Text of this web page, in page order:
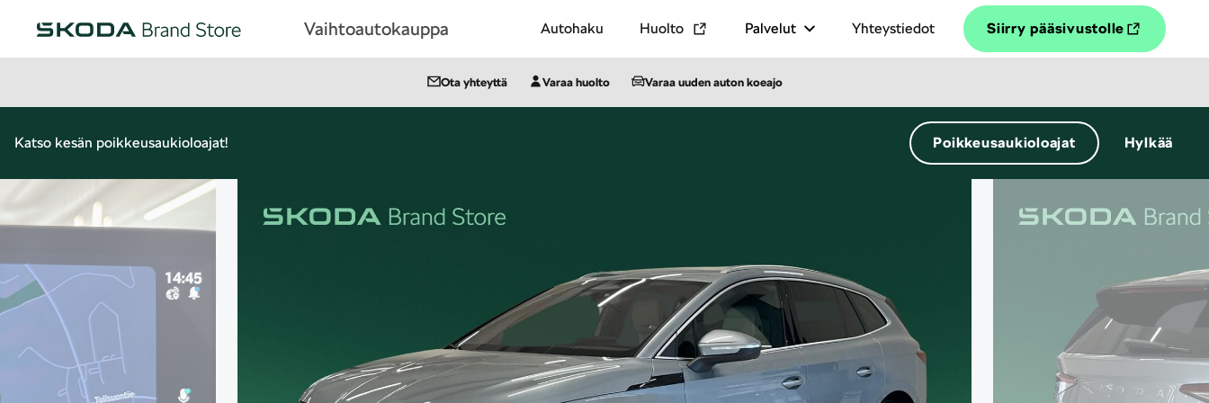
Vaihtoautokauppa Autohaku Huolto Palvelut Yhteystiedot Siirry pääsivustolle
Ota yhteyttä Varaa huolto Varaa uuden auton koeajo
Katso kesän poikkeusaukioloajat! Poikkeusaukioloajat Hylkää